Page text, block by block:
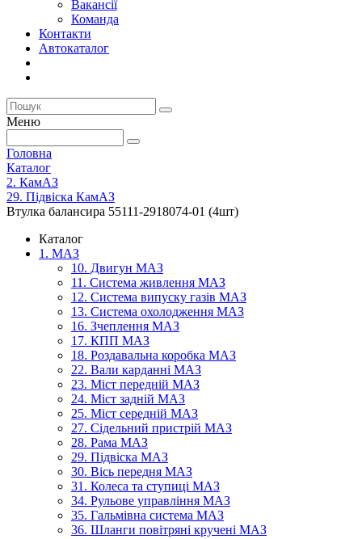
Вакансії
Команда
Контакти
Автокаталог
Меню
Головна
Каталог
2. КамАЗ
29. Підвіска КамАЗ
Втулка балансира 55111-2918074-01 (4шт)
Каталог
1. МАЗ
10. Двигун МАЗ
11. Система живлення МАЗ
12. Система випуску газів МАЗ
13. Система охолодження МАЗ
16. Зчеплення МАЗ
17. КПП МАЗ
18. Роздавальна коробка МАЗ
22. Вали карданні МАЗ
23. Міст передній МАЗ
24. Міст задній МАЗ
25. Міст середній МАЗ
27. Сідельний пристрій МАЗ
28. Рама МАЗ
29. Підвіска МАЗ
30. Вісь передня МАЗ
31. Колеса та ступиці МАЗ
34. Рульове управління МАЗ
35. Гальмівна система МАЗ
36. Шланги повітряні кручені МАЗ